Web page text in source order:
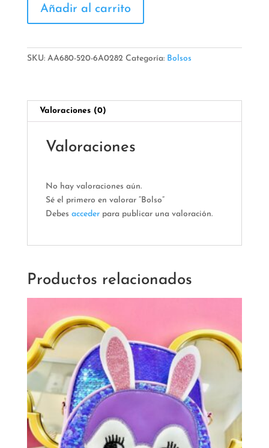
cantidad
Añadir al carrito
SKU: AA680-520-6A0282 Categoría: Bolsos
Valoraciones (0)
Valoraciones
No hay valoraciones aún.
Sé el primero en valorar “Bolso”
Debes accederpara publicar una valoración.
Productos relacionados